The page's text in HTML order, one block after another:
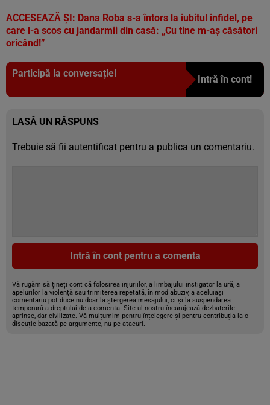
ACCESEAZĂ ȘI: Dana Roba s-a întors la iubitul infidel, pe
care l-a scos cu jandarmii din casă: „Cu tine m-aș căsători
oricând!”
Participă la conversație!
Intră în cont!
LASĂ UN RĂSPUNS
Trebuie să fii autentificat pentru a publica un comentariu.
Intră în cont pentru a comenta
Vă rugăm să țineți cont că folosirea injuriilor, a limbajului instigator la ură, a
apelurilor la violență sau trimiterea repetată, în mod abuziv, a aceluiași
comentariu pot duce nu doar la ștergerea mesajului, ci și la suspendarea
temporară a dreptului de a comenta. Site-ul nostru încurajează dezbaterile
aprinse, dar civilizate. Vă mulțumim pentru înțelegere și pentru contribuția la o
discuție bazată pe argumente, nu pe atacuri.